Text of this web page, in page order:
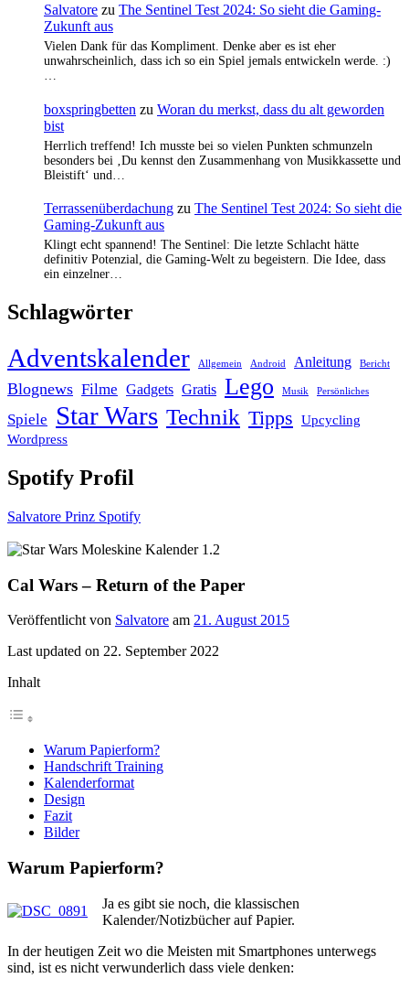
Salvatore zu The Sentinel Test 2024: So sieht die Gaming-
Zukunft aus
Vielen Dank für das Kompliment. Denke aber es ist eher
unwahrscheinlich, dass ich so ein Spiel jemals entwickeln werde. :)
boxspringbetten zu Woran du merkst, dass du alt geworden
bist
Herrlich treffend! Ich musste bei so vielen Punkten schmunzeln
besonders bei ‚Du kennst den Zusammenhang von Musikkassette und
Bleistift‘ und…
Terrassenüberdachung zu The Sentinel Test 2024: So sieht die
Gaming-Zukunft aus
Klingt echt spannend! The Sentinel: Die letzte Schlacht hätte
definitiv Potenzial, die Gaming-Welt zu begeistern. Die Idee, dass
ein einzelner…
Schlagwörter
Adventskalender Allgemein Android Anleitung Bericht
Blognews Filme Gadgets Gratis Lego Musik Persönliches
Spiele Star Wars Technik Tipps
Upcycling
Wordpress
Spotify Profil
Salvatore Prinz Spotify
Cal Wars – Return of the Paper
Veröffentlicht von Salvatore am 21. August 2015
Last updated on 22. September 2022
Inhalt
Warum Papierform?
Handschrift Training
Kalenderformat
Design
Fazit
Bilder
Warum Papierform?
Ja es gibt sie noch, die klassischen
Kalender/Notizbücher auf Papier.
In der heutigen Zeit wo die Meisten mit Smartphones unterwegs
sind, ist es nicht verwunderlich dass viele denken: